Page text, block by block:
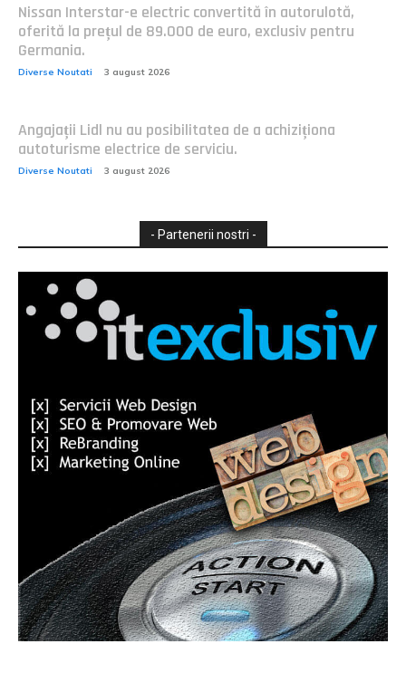
Nissan Interstar-e electric convertită în autorulotă,
oferită la prețul de 89.000 de euro, exclusiv pentru
Germania.
Diverse Noutati 3 august 2026
Angajații Lidl nu au posibilitatea de a achiziționa
autoturisme electrice de serviciu.
Diverse Noutati 3 august 2026
- Partenerii nostri -